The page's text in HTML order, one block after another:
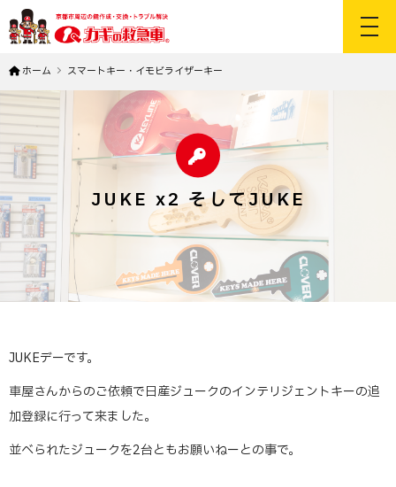
ホーム スマートキー・イモビライザーキー
JUKE x2 そしてJUKE
JUKEデーです。
車屋さんからのご依頼で日産ジュークのインテリジェントキーの追
加登録に行って来ました。
並べられたジュークを2台ともお願いねーとの事で。